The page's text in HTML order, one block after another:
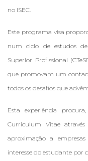
no ISEC.
Este programa visa
num ciclo de estudos
Superior Profissional
que promovam um
todos os desafios que
Esta experiência
Curriculum Vitae
aproximação a
interesse do estudante por